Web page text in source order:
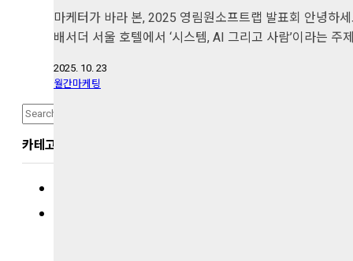
마케터가 바라 본, 2025 영림원소프트랩 발표회 안녕하
배서더 서울 호텔에서 ‘시스템, AI 그리고 사람’이라는
2025. 10. 23
월간마케팅
Search
카테고리